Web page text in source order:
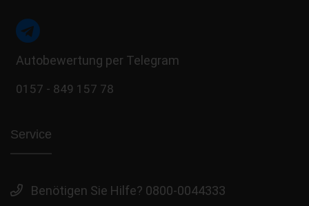
Autobewertung per Telegram
0157 - 849 157 78
Service
Benötigen Sie Hilfe? 0800-0044333